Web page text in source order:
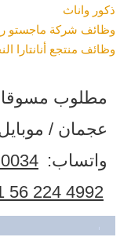
ذكور واناث
وظائف شركة ماجستو راتب
وظائف منتجع أنانتارا
مطلوب
عجمان ​/
واتساب:
56 224 4992